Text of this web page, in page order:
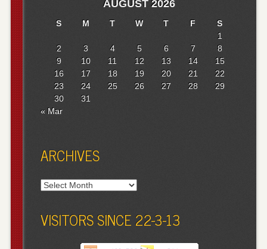
AUGUST 2026
S M T W T F
S
1
2
3 4 5 6 7
8
9
10 11 12 13 14
15
16
17 18 19 20 21
22
23
24 25 26 27 28
29
30
31
« Mar
ARCHIVES
Archives
VISITORS SINCE 22-3-13